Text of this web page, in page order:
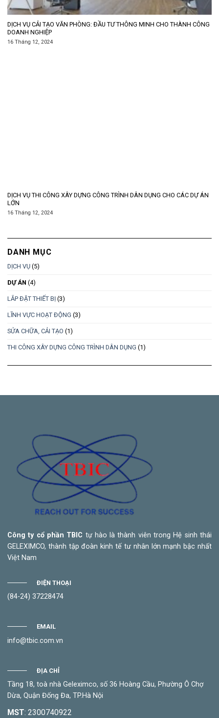
DỊCH VỤ CẢI TẠO VĂN PHÒNG: ĐẦU TƯ THÔNG MINH CHO THÀNH CÔNG
DOANH NGHIỆP
16 Tháng 12, 2024
DỊCH VỤ THI CÔNG XÂY DỰNG CÔNG TRÌNH DÂN DỤNG CHO CÁC DỰ ÁN
LỚN
16 Tháng 12, 2024
DANH MỤC
DỊCH VỤ (5)
DỰ ÁN (4)
LẮP ĐẶT THIẾT BỊ (3)
LĨNH VỰC HOẠT ĐỘNG (3)
SỬA CHỮA, CẢI TẠO (1)
THI CÔNG XÂY DỰNG CÔNG TRÌNH DÂN DỤNG (1)
Công ty cổ phần TBIC tự hào là thành viên trong Hệ sinh thái
GELEXIMCO, thành tập đoàn kinh tế tư nhân lớn mạnh bậc nhất
Việt Nam
ĐIỆN THOẠI
(84-24) 37228474
EMAIL
info@tbic.com.vn
ĐỊA CHỈ
Tầng 18, toà nhà Geleximco, số 36 Hoàng Cầu, Phường Ô Chợ
Dừa, Quận Đống Đa, TP.Hà Nội
MST: 2300740922